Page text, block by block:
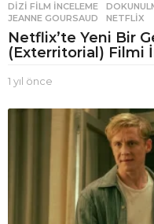
DIZI FILM İNCELEME
JEANNE GOURSAUD
,NETFLIX
Netflix’te Yeni Bir
(Exterritorial) Filmi
1 yıl önce
ı